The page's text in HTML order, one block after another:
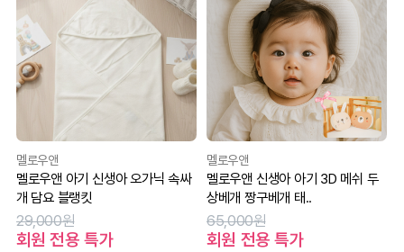
멜로우앤
멜로우앤 아기 신생아 오가닉 속싸
개 담요 블랭킷
29,000원
회원 전용 특가
멜로우앤
멜로우앤 신생아 아기 3D 메쉬 두
상베개 짱구베개 태..
65,000원
회원 전용 특가